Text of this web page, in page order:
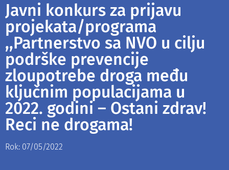
Javni konkurs za prijavu
projekata/programa
,,Partnerstvo sa NVO u cilju
podrške prevencije
zloupotrebe droga među
ključnim populacijama u
2022. godini – Ostani zdrav!
Reci ne drogama!
Rok: 07/05/2022